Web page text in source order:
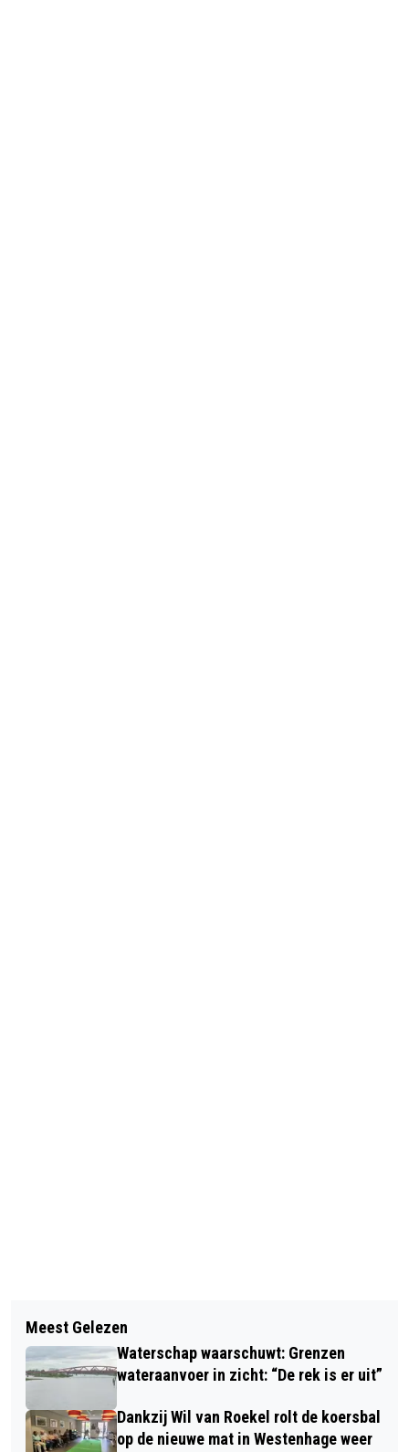
ANNA VAN DER BREGGEN RACET
NAAR ZILVER OP WK TIJDRIJDEN
SINTERKLAASACTIE: LAAT EEN KIND
NIET NAAST DE PAKJESBOOT VALLEN!
Meest Gelezen
Waterschap waarschuwt: Grenzen
wateraanvoer in zicht: “De rek is er uit”
Dankzij Wil van Roekel rolt de koersbal
op de nieuwe mat in Westenhage weer